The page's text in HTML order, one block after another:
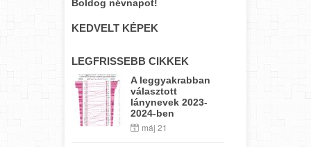
Boldog névnapot!
KEDVELT KÉPEK
LEGFRISSEBB CIKKEK
A leggyakrabban
választott
lánynevek 2023-
2024-ben
máj 21